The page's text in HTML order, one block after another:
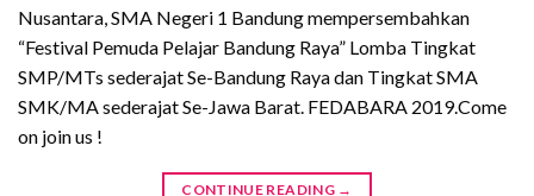
Nusantara, SMA Negeri 1 Bandung mempersembahkan
“Festival Pemuda Pelajar Bandung Raya” Lomba Tingkat
SMP/MTs sederajat Se-Bandung Raya dan Tingkat SMA
SMK/MA sederajat Se-Jawa Barat. FEDABARA 2019.Come
on join us !
CONTINUE READING →